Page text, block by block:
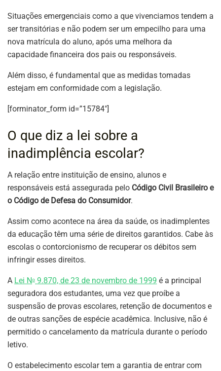
Situações emergenciais como a que vivenciamos tendem a
ser transitórias e não podem ser um empecilho para uma
nova matrícula do aluno, após uma melhora da
capacidade financeira dos pais ou responsáveis.
Além disso, é fundamental que as medidas tomadas
estejam em conformidade com a legislação.
[forminator_form id=”15784″]
O que diz a lei sobre a
inadimplência escolar?
A relação entre instituição de ensino, alunos e
responsáveis está assegurada pelo Código Civil Brasileiro e
o Código de Defesa do Consumidor.
Assim como acontece na área da saúde, os inadimplentes
da educação têm uma série de direitos garantidos. Cabe às
escolas o contorcionismo de recuperar os débitos sem
infringir esses direitos.
A Lei No 9.870, de 23 de novembro de 1999 é a principal
seguradora dos estudantes, uma vez que proíbe a
suspensão de provas escolares, retenção de documentos e
de outras sanções de espécie acadêmica. Inclusive, não é
permitido o cancelamento da matrícula durante o período
letivo.
O estabelecimento escolar tem a garantia de entrar com